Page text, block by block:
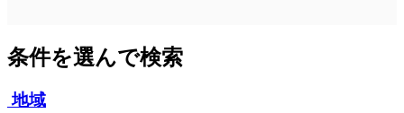
条件を選んで検索
地域